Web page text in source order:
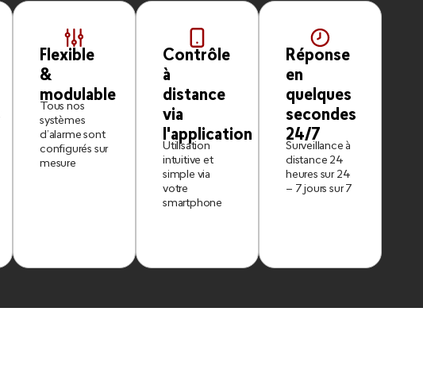
Flexible
&
modulable
Tous nos
systèmes
d’alarme sont
configurés sur
mesure
Contrôle
à
distance
via
l'application
Utilisation
intuitive et
simple via
votre
smartphone
Réponse
en
quelques
secondes
24/7
Surveillance à
distance 24
heures sur 24
– 7 jours sur 7